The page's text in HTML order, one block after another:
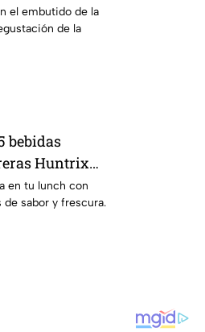
24/7
el embutido de la
de la
bebidas
Huntrix
regreso a
y deliciosas
en tu lunch con
de sabor y frescura.